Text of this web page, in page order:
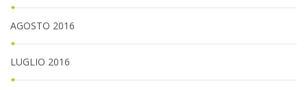
AGOSTO 2016
LUGLIO 2016